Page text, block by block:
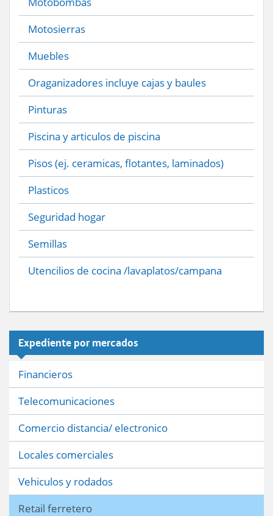
Motosierras
Muebles
Oraganizadores incluye cajas y baules
Pinturas
Piscina y articulos de piscina
Pisos (ej. ceramicas, flotantes, laminados)
Plasticos
Seguridad hogar
Semillas
Utencilios de cocina /lavaplatos/campana
Expediente por mercados
Financieros
Telecomunicaciones
Comercio distancia/ electronico
Locales comerciales
Vehiculos y rodados
Retail ferretero